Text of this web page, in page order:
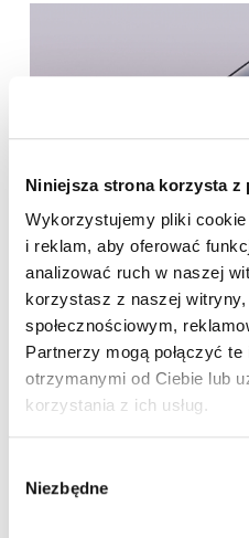
Niniejsza strona korzysta z
Wykorzystujemy pliki
i reklam, aby oferować
analizować ruch w naszej
korzystasz z naszej
społecznościowym,
Partnerzy mogą połączyć
otrzymanymi od Ciebie lub
korzystania z ich usług.
zgody
Niezbędne
Bezpieczeństwo
W Volvo XC90 Black
spokój umysłu, jaki
bezpieczeństwo
tylko obietnica, ale
zbudowano ten
asystent pasa ruchu